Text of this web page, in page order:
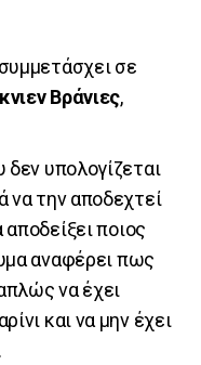
σε
Βράνιες,
υπολογίζεται
να την αποδεχτεί
ποιος
αναφέρει πως
να έχει
και να μην έχει